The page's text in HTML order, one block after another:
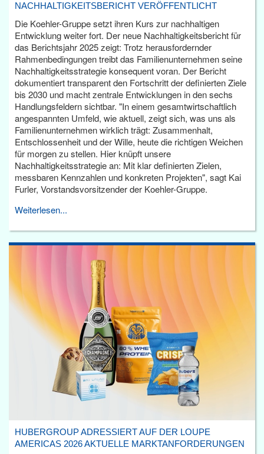
NACHHALTIGKEITSBERICHT VERÖFFENTLICHT
Die Koehler-Gruppe setzt ihren Kurs zur nachhaltigen
Entwicklung weiter fort. Der neue Nachhaltigkeitsbericht für
das Berichtsjahr 2025 zeigt: Trotz herausfordernder
Rahmenbedingungen treibt das Familienunternehmen seine
Nachhaltigkeitsstrategie konsequent voran. Der Bericht
dokumentiert transparent den Fortschritt der definierten Ziele
bis 2030 und macht zentrale Entwicklungen in den sechs
Handlungsfeldern sichtbar. "In einem gesamtwirtschaftlich
angespannten Umfeld, wie aktuell, zeigt sich, was uns als
Familienunternehmen wirklich trägt: Zusammenhalt,
Entschlossenheit und der Wille, heute die richtigen Weichen
für morgen zu stellen. Hier knüpft unsere
Nachhaltigkeitsstrategie an: Mit klar definierten Zielen,
messbaren Kennzahlen und konkreten Projekten", sagt Kai
Furler, Vorstandsvorsitzender der Koehler-Gruppe.
Weiterlesen...
HUBERGROUP ADRESSIERT AUF DER LOUPE
AMERICAS 2026 AKTUELLE MARKTANFORDERUNGEN